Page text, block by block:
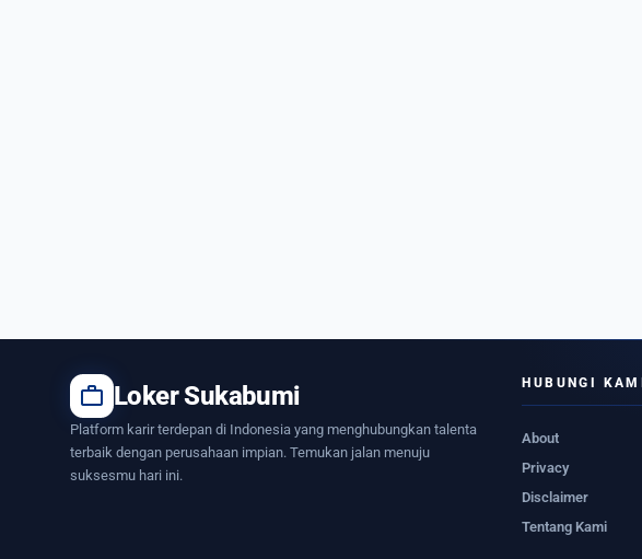
work Loker Sukabumi
Platform karir terdepan di Indonesia yang menghubungkan talenta
terbaik dengan perusahaan impian. Temukan jalan menuju
suksesmu hari ini.
HUBUNGI KAMI
About
Privacy
Disclaimer
Tentang Kami